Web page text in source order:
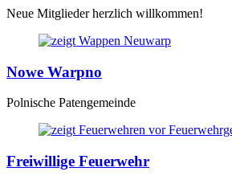
Neue Mitglieder herzlich willkommen!
Nowe Warpno
Polnische Patengemeinde
Freiwillige Feuerwehr